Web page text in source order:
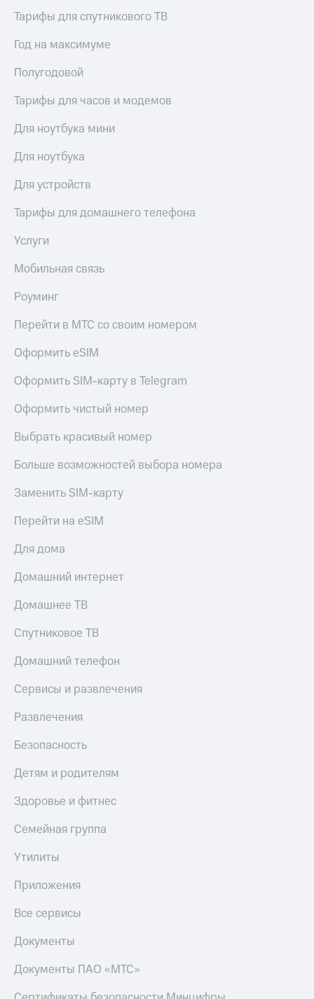
оператора
Оплата
и
с
телефона
на карту
МТС Pay
по QR-
магазин
и
часы
трекеры
Умный
дом
Планшеты
Акции
скидки
Все
Тарифы для спутникового ТВ
Год на максимуме
Полугодовой
Тарифы для часов и модемов
Для ноутбука мини
Для ноутбука
Для устройств
Тарифы для домашнего телефона
Услуги
Мобильная связь
Роуминг
Перейти в МТС со своим номером
Оформить eSIM
Оформить SIM-карту в Telegram
Оформить чистый номер
Выбрать красивый номер
Больше возможностей выбора номера
Заменить SIM-карту
Перейти на eSIM
Для дома
Домашний интернет
Домашнее ТВ
Спутниковое ТВ
Домашний телефон
Сервисы и развлечения
Развлечения
Безопасность
Детям и родителям
Здоровье и фитнес
Семейная группа
Утилиты
Приложения
Все сервисы
Документы
Документы ПАО «МТС»